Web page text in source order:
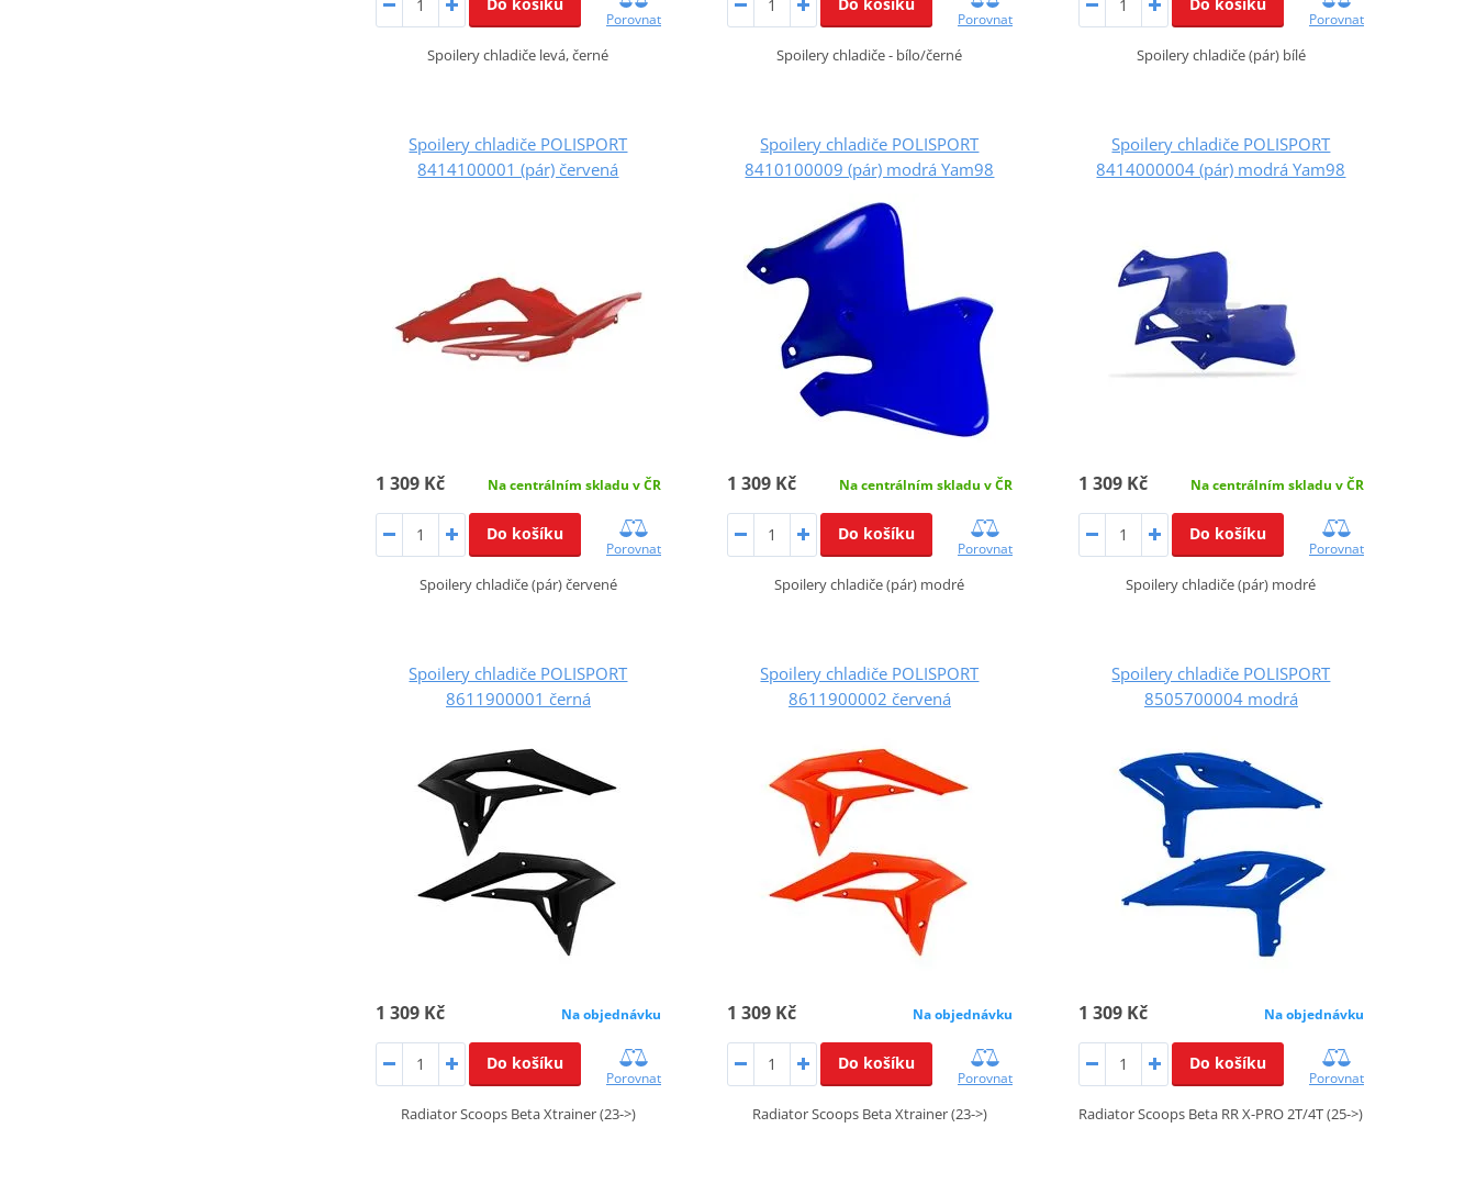
Porovnat
Spoilery chladiče levá, černé
Porovnat
Spoilery chladiče - bílo/černé
Porovnat
Spoilery chladiče (pár) bílé
Spoilery chladiče POLISPORT
8414100001 (pár) červená
1 309 Kč Na centrálním skladu v ČR
Do košíku
Porovnat
Spoilery chladiče (pár) červené
Spoilery chladiče POLISPORT
8410100009 (pár) modrá Yam98
1 309 Kč Na centrálním skladu v ČR
Do košíku
Porovnat
Spoilery chladiče (pár) modré
Spoilery chladiče POLISPORT
8414000004 (pár) modrá Yam98
1 309 Kč Na centrálním skladu v ČR
Do košíku
Porovnat
Spoilery chladiče (pár) modré
Spoilery chladiče POLISPORT
8611900001 černá
1 309 Kč Na objednávku
Do košíku
Porovnat
Radiator Scoops Beta Xtrainer (23->)
Spoilery chladiče POLISPORT
8611900002 červená
1 309 Kč Na objednávku
Do košíku
Porovnat
Radiator Scoops Beta Xtrainer (23->)
Spoilery chladiče POLISPORT
8505700004 modrá
1 309 Kč Na objednávku
Do košíku
Porovnat
Radiator Scoops Beta RR X-PRO 2T/4T (25->)